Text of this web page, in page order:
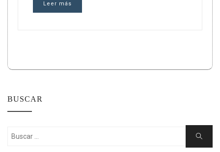
Leer más
BUSCAR
Buscar:
Buscar